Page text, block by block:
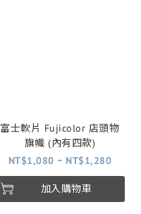
富士軟片 Fujicolor 店頭物
旗幟 (內有四款)
NT$1,080 ~ NT$1,280
加入購物車